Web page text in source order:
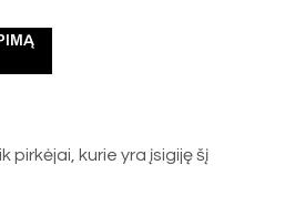
pirkėjai, kurie yra įsigiję šį